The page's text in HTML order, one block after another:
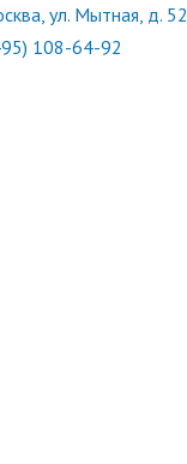
ул. Мытная, д. 52
108-64-92